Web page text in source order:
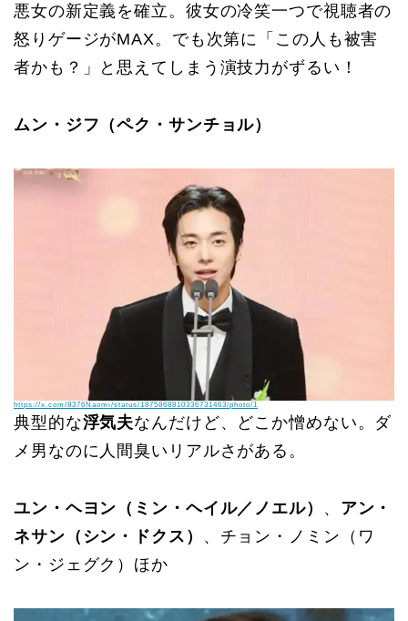
悪女の新定義を確立。彼女の冷笑一つで視聴者の
怒りゲージがMAX。でも次第に「この人も被害
者かも？」と思えてしまう演技力がずるい！
ムン・ジフ（ペク・サンチョル）
https://x.com/8376Naomi/status/1875868810336731463/photo/1
典型的な浮気夫なんだけど、どこか憎めない。ダ
メ男なのに人間臭いリアルさがある。
ユン・ヘヨン（ミン・ヘイル／ノエル） 、 アン・
ネサン（シン・ドクス）
、チョン・ノミン（ワ
ン・ジェグク）ほか